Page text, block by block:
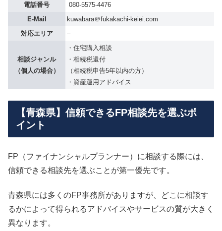
電話番号
080-5575-4476
E-Mail
kuwabara＠fukakachi-keiei.com
対応エリア
–
相談ジャンル
（個人の場合）
・住宅購入相談
・相続税還付
（相続税申告5年以内の方）
・資産運用アドバイス
【青森県】信頼できるFP相談先を選ぶポ
イント
FP（ファイナンシャルプランナー）に相談する際には、
信頼できる相談先を選ぶことが第一優先です。
青森県には多くのFP事務所がありますが、どこに相談す
るかによって得られるアドバイスやサービスの質が大きく
異なります。